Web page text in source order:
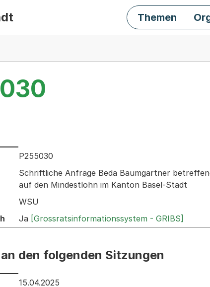
Themen
Ausgewählten Geschäft
P255030
Schriftliche Anfrage Beda Baumgartner
auf den Mindestlohn im Kanton Basel-Stadt
WSU
Ja [Grossratsinformationssystem - GRIBS]
den folgenden Sitzungen
folgenden Sitzungen: Informationen zu den
15.04.2025